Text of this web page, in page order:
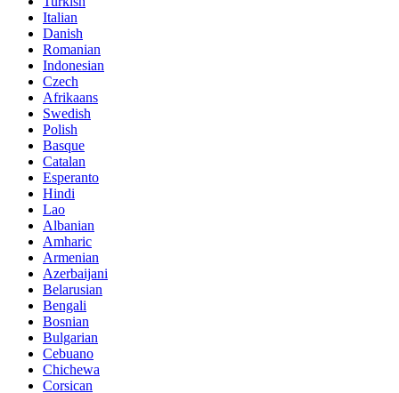
Italian
Danish
Romanian
Indonesian
Czech
Afrikaans
Swedish
Polish
Basque
Catalan
Esperanto
Hindi
Lao
Albanian
Amharic
Armenian
Azerbaijani
Belarusian
Bengali
Bosnian
Bulgarian
Cebuano
Chichewa
Corsican